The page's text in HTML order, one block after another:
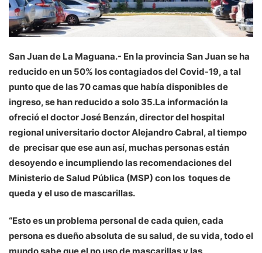
San Juan de La Maguana.- En la provincia San Juan se ha
reducido en un 50% los contagiados del Covid-19, a tal
punto que de las 70 camas que había disponibles de
ingreso, se han reducido a solo 35.La información la
ofreció el doctor José Benzán, director del hospital
regional universitario doctor Alejandro Cabral, al tiempo
de precisar que ese aun así, muchas personas están
desoyendo e incumpliendo las recomendaciones del
Ministerio de Salud Pública (MSP) con los toques de
queda y el uso de mascarillas.
“Esto es un problema personal de cada quien, cada
persona es dueño absoluta de su salud, de su vida, todo el